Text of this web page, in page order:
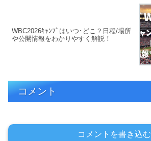
WBC2026ｷｬﾝﾌﾟはいつ･どこ？日程/場所
や公開情報をわかりやすく解説！
コメント
コメントを書き込む